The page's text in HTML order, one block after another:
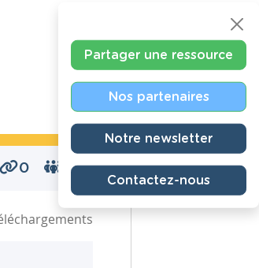
0 0
Partager une ressource
Nos partenaires
Notre newsletter
Contactez-nous